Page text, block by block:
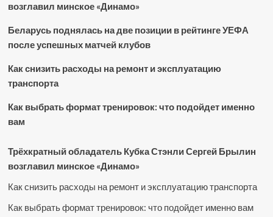
возглавил минское «Динамо»
Беларусь поднялась на две позиции в рейтинге УЕФА
после успешных матчей клубов
Как снизить расходы на ремонт и эксплуатацию
транспорта
Как выбрать формат тренировок: что подойдет именно
вам
Трёхкратный обладатель Кубка Стэнли Сергей Брылин
возглавил минское «Динамо»
Как снизить расходы на ремонт и эксплуатацию транспорта
Как выбрать формат тренировок: что подойдет именно вам